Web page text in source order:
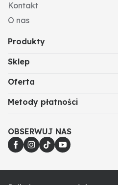
Kontakt
O nas
Produkty
Sklep
Oferta
Metody płatności
OBSERWUJ NAS